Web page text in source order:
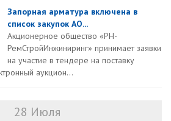
Запорная арматура включена в
список закупок АО...
Акционерное общество «РН-
РемСтройИнжиниринг» принимает заявки
на участие в тендере на поставку
аукцион...
28 Июля